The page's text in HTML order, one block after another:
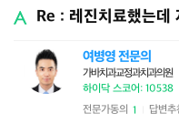
Re : 레진치료했는데
여병영 전문의
가바치과교정과치과의원
하이닥 스코어: 10538
전문가동의 1 답변추